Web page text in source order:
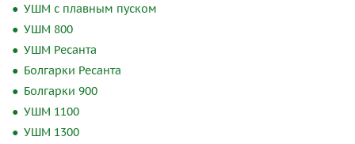
УШМ с плавным пуском
УШМ 800
УШМ Ресанта
Болгарки Ресанта
Болгарки 900
УШМ 1100
УШМ 1300